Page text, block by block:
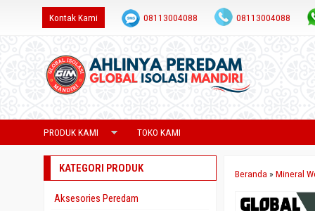
Kontak Kami 08113004088 08113004088
PRODUK KAMI TOKO KAMI
Beranda »Mineral
KATEGORI PRODUK
Aksesories Peredam